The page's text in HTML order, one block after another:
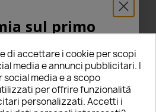
Tutte le recensioni
di accettare i cookie per scopi
media e annunci pubblicitari. I
media e a scopo
per offrire funzionalità
personalizzati. Accetti i
sul primo
TE!
qui sotto per ricevere il